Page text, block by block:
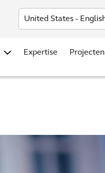
Investors Nieuws
Expertise Projecten